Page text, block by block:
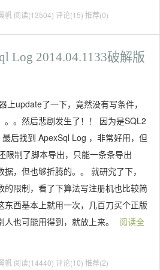
帆 阅读(13504) 评论(15) 推荐(0)
Log 2014.04.1133破解版
上update了一下，竟然没有写条件，
。。然后悲剧发生了！！ 因为是SQL2
后找到 ApexSql Log ，非常好用，但
限制了脚本导出，只能一条条导出
，但也够折腾的。。 就研究了下，
的限制，看了下算法写注册机也比较简
东西基本上就用一次，几百刀买个正版
也可能用得到，就放上来。
阅读全
帆 阅读(14440) 评论(10) 推荐(2)